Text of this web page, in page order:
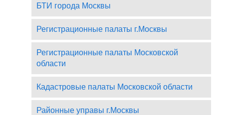
БТИ города Москвы
Регистрационные палаты г.Москвы
Регистрационные палаты Московской
области
Кадастровые палаты Московской области
Районные управы г.Москвы